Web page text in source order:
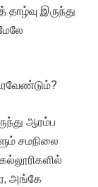
இருந்து
ஆரம்ப
சமநிலை
அங்கே